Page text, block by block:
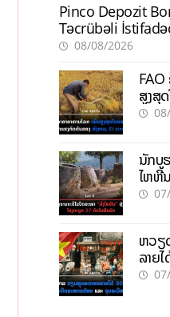
Pinco Depozit
Təcrübəli
08/08/2026
FAO
ສູງສຸ
ກົດດັ
ນັກບູ
ໄຫຫີ
ຄົນໃ
ຫວຽ
ລາຍ
ຂະໜ